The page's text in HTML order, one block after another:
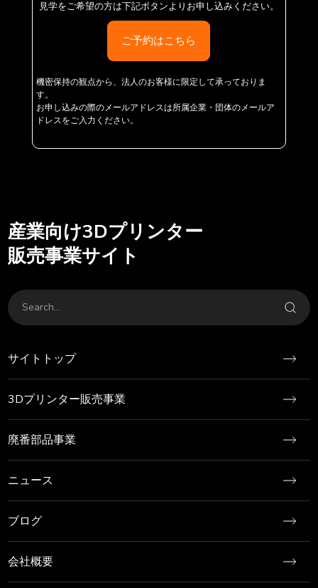
見学をご希望の方は下記ボタンよりお申し込みください。
ご予約はこちら
機密保持の観点から、法人のお客様に限定して承っておりま
す。
お申し込みの際のメールアドレスは所属企業・団体のメールア
ドレスをご入力ください。
産業向け3Dプリンター
販売事業サイト
サイトトップ
3Dプリンター販売事業
廃番部品事業
ニュース
ブログ
会社概要